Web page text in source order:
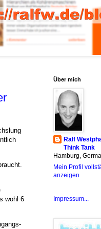
wohl 6
Über mich
Ralf
Think Tank
Hamburg,
Mein Profil
anzeigen
Impressum...